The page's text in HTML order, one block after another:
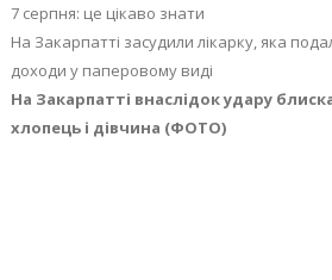
7 серпня: це цікаво знати
На Закарпатті засудили лікарку, яка
доходи у паперовому виді
На Закарпатті внаслідок удару
хлопець і дівчина (ФОТО)